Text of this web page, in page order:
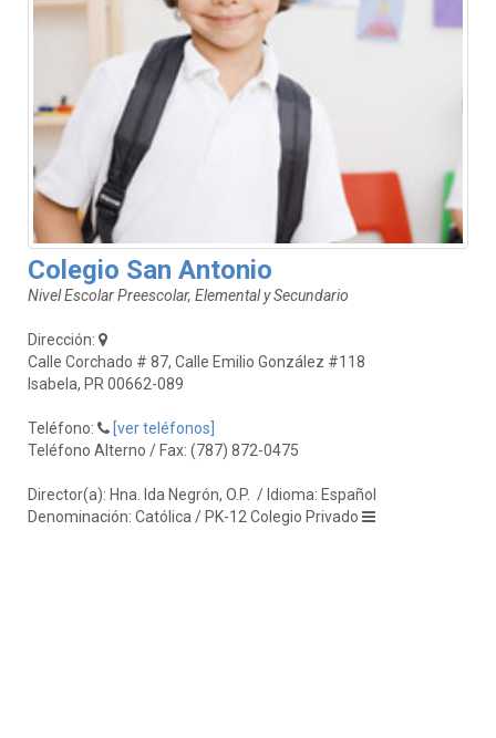
Colegio San Antonio
Nivel Escolar Preescolar, Elemental y Secundario
Dirección:
Calle Corchado # 87, Calle Emilio González #118
Isabela, PR 00662-089
Teléfono:
[ver teléfonos]
Teléfono Alterno / Fax: (787) 872-0475
Director(a): Hna. Ida Negrón, O.P. / Idioma: Español
Denominación: Católica / PK-12 Colegio Privado